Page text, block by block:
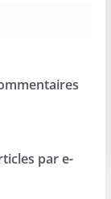
par e-